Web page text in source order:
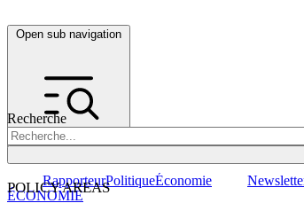
Open sub navigation
Recherche
POLICY AREAS
RapporteurPolitiqueÉconomie
ÉCONOMIE